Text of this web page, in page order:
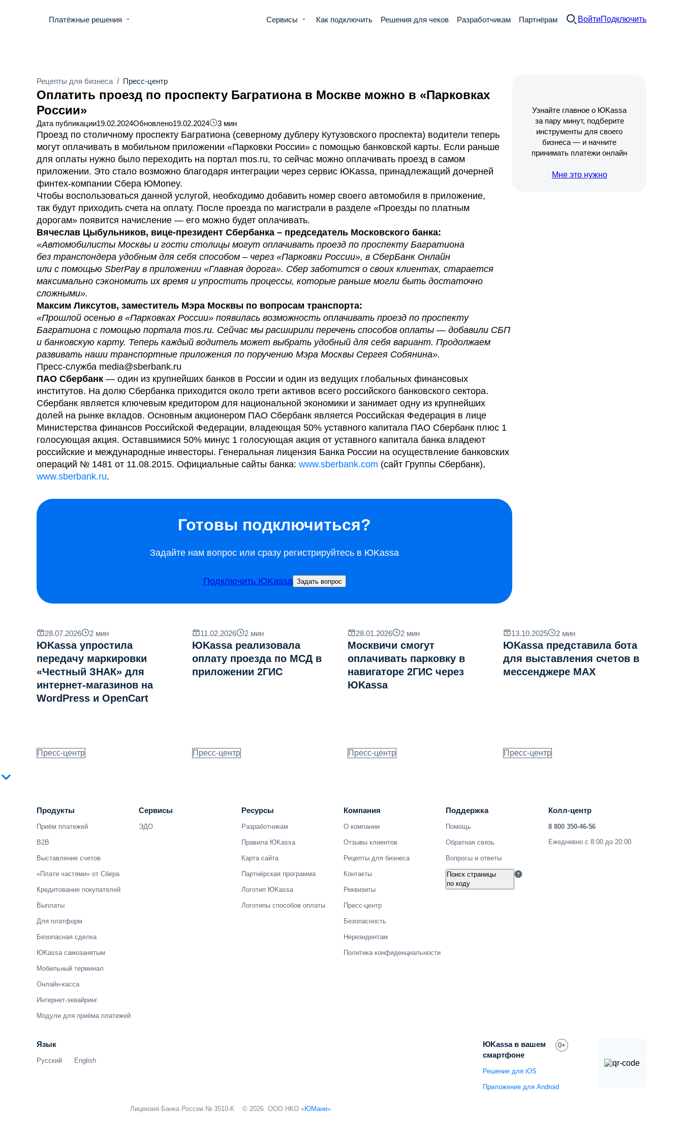
Платёжные решения Сервисы Как подключить Решения для чеков Разработчикам Партнёрам ВойтиПодключить
Узнайте главное о ЮKassa
за пару минут, подберите
инструменты для своего
бизнеса — и начните
принимать платежи онлайн
Мне это нужно
Рецепты для бизнеса / Пресс-центр
Оплатить проезд по проспекту Багратиона в Москве можно в «Парковках
России»
Дата публикации19.02.2024Обновлено19.02.2024 3 мин
Проезд по столичному проспекту Багратиона (северному дублеру Кутузовского проспекта) водители теперь
могут оплачивать в мобильном приложении «Парковки России» с помощью банковской карты. Если раньше
для оплаты нужно было переходить на портал mos.ru, то сейчас можно оплачивать проезд в самом
приложении. Это стало возможно благодаря интеграции через сервис ЮKassa, принадлежащий дочерней
финтех-компании Сбера ЮMoney.
Чтобы воспользоваться данной услугой, необходимо добавить номер своего автомобиля в приложение,
так будут приходить счета на оплату. После проезда по магистрали в разделе «Проезды по платным
дорогам» появится начисление — его можно будет оплачивать.
Вячеслав Цыбульников, вице-президент Сбербанка – председатель Московского банка:
«Автомобилисты Москвы и гости столицы могут оплачивать проезд по проспекту Багратиона
без транспондера удобным для себя способом – через «Парковки России», в СберБанк Онлайн
или с помощью SberPay в приложении «Главная дорога». Сбер заботится о своих клиентах, старается
максимально сэкономить их время и упростить процессы, которые раньше могли быть достаточно
сложными».
Максим Ликсутов, заместитель Мэра Москвы по вопросам транспорта:
«Прошлой осенью в «Парковках России» появилась возможность оплачивать проезд по проспекту
Багратиона с помощью портала mos.ru. Сейчас мы расширили перечень способов оплаты — добавили СБП
и банковскую карту. Теперь каждый водитель может выбрать удобный для себя вариант. Продолжаем
развивать наши транспортные приложения по поручению Мэра Москвы Сергея Собянина».
Пресс-служба media@sberbank.ru
ПАО Сбербанк — один из крупнейших банков в России и один из ведущих глобальных финансовых
институтов. На долю Сбербанка приходится около трети активов всего российского банковского сектора.
Сбербанк является ключевым кредитором для национальной экономики и занимает одну из крупнейших
долей на рынке вкладов. Основным акционером ПАО Сбербанк является Российская Федерация в лице
Министерства финансов Российской Федерации, владеющая 50% уставного капитала ПАО Сбербанк плюс 1
голосующая акция. Оставшимися 50% минус 1 голосующая акция от уставного капитала банка владеют
российские и международные инвесторы. Генеральная лицензия Банка России на осуществление банковских
операций № 1481 от 11.08.2015. Официальные сайты банка: www.sberbank.com (сайт Группы Сбербанк),
www.sberbank.ru.
Готовы подключиться?
Задайте нам вопрос или сразу регистрируйтесь в ЮKassa
Подключить ЮKassa Задать вопрос
28.07.2026 2 мин
ЮKassa упростила
передачу маркировки
«Честный ЗНАК» для
интернет-магазинов на
WordPress и OpenCart
Пресс-центр
11.02.2026 2 мин
ЮKassa реализовала
оплату проезда по МСД в
приложении 2ГИС
Пресс-центр
28.01.2026 2 мин
Москвичи смогут
оплачивать парковку в
навигаторе 2ГИС через
ЮKassa
Пресс-центр
13.10.2025 2 мин
ЮKassa представила бота
для выставления счетов в
мессенджере MAX
Пресс-центр
Продукты
Приём платежей
B2B
Выставление счетов
«Плати частями» от Сбера
Кредитование покупателей
Выплаты
Для платформ
Безопасная сделка
ЮKassa самозанятым
Мобильный терминал
Онлайн-касса
Интернет-эквайринг
Модули для приёма платежей
Сервисы
ЭДО
Ресурсы
Разработчикам
Правила ЮKassa
Карта сайта
Партнёрская программа
Логотип ЮKassa
Логотипы способов оплаты
Компания
О компании
Отзывы клиентов
Рецепты для бизнеса
Контакты
Реквизиты
Пресс-центр
Безопасность
Нерезидентам
Политика конфиденциальности
Поддержка
Помощь
Обратная связь
Вопросы и ответы
Поиск страницы
по коду
Колл-центр
8 800 350-46-56
Ежедневно с 8:00 до 20:00
Язык
Русский English
ЮKassa в вашем
смартфоне
0+
Решение для iOS
Приложение для Android
Лицензия Банка России № 3510-К © 2026 ООО НКО «ЮМани»